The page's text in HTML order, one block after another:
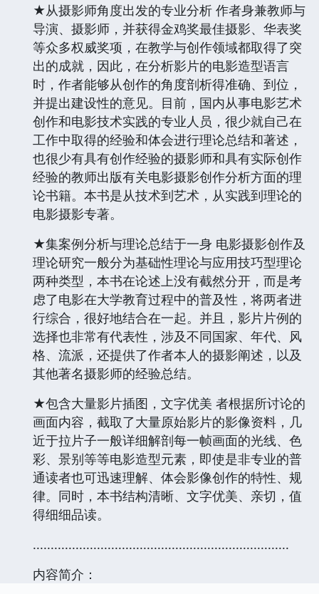
★从摄影师角度出发的专业分析 作者身兼教师与
导演、摄影师，并获得金鸡奖最佳摄影、华表奖
等众多权威奖项，在教学与创作领域都取得了突
出的成就，因此，在分析影片的电影造型语言
时，作者能够从创作的角度剖析得准确、到位，
并提出建设性的意见。目前，国内从事电影艺术
创作和电影技术实践的专业人员，很少就自己在
工作中取得的经验和体会进行理论总结和著述，
也很少有具有创作经验的摄影师和具有实际创作
经验的教师出版有关电影摄影创作分析方面的理
论书籍。本书是从技术到艺术，从实践到理论的
电影摄影专著。
★集案例分析与理论总结于一身 电影摄影创作及
理论研究一般分为基础性理论与应用技巧型理论
两种类型，本书在论述上没有截然分开，而是考
虑了电影在大学教育过程中的普及性，将两者进
行综合，很好地结合在一起。并且，影片片例的
选择也非常有代表性，涉及不同国家、年代、风
格、流派，还提供了作者本人的摄影阐述，以及
其他著名摄影师的经验总结。
★包含大量影片插图，文字优美 者根据所讨论的
画面内容，截取了大量原始影片的影像资料，几
近于拉片子一般详细解剖每一帧画面的光线、色
彩、景别等等电影造型元素，即使是非专业的普
通读者也可迅速理解、体会影像创作的特性、规
律。同时，本书结构清晰、文字优美、亲切，值
得细细品读。
........................................................................
内容简介：